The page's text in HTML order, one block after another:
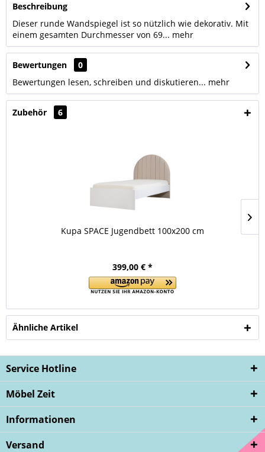
Beschreibung
Dieser runde Wandspiegel ist so nützlich wie dekorativ. Mit
einem gesamten Durchmesser von 69... mehr
Bewertungen
0
Bewertungen lesen, schreiben und diskutieren... mehr
Zubehör 6
Kupa SPACE Jugendbett 100x200 cm
399,00 € *
Ähnliche Artikel
Service Hotline
Möbel Zeit
Informationen
Versand